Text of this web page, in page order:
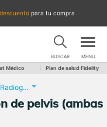
para tu compra
BUSCAR MENU
Médico Plan de salud Fidelity
Radiografía. Una proyección de pelvis (ambas caderas)
de pelvis (ambas